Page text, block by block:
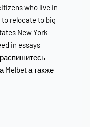
who live in
relocate to big
New York
in essays
Melbet а также